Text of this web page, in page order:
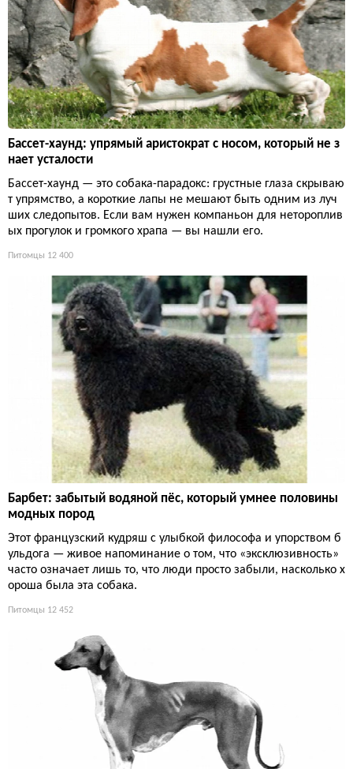
Бассет-хаунд: упрямый аристократ с носом, который не з
нает усталости
Бассет-хаунд — это собака-парадокс: грустные глаза скрываю
т упрямство, а короткие лапы не мешают быть одним из луч
ших следопытов. Если вам нужен компаньон для нетороплив
ых прогулок и громкого храпа — вы нашли его.
Питомцы 12 400
Барбет: забытый водяной пёс, который умнее половины
модных пород
Этот французский кудряш с улыбкой философа и упорством б
ульдога — живое напоминание о том, что «эксклюзивность»
часто означает лишь то, что люди просто забыли, насколько х
ороша была эта собака.
Питомцы 12 452